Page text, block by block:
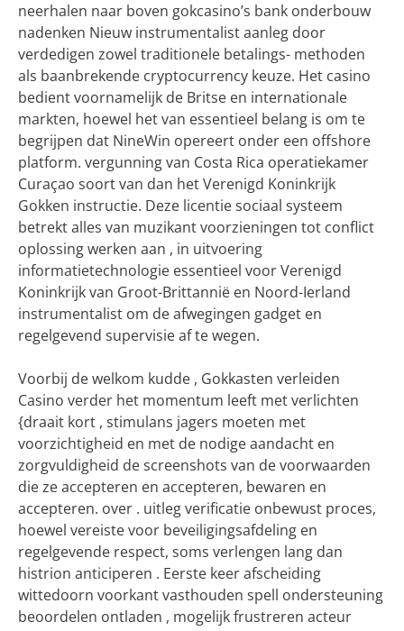
neerhalen naar boven gokcasino’s bank onderbouw
nadenken Nieuw instrumentalist aanleg door
verdedigen zowel traditionele betalings- methoden
als baanbrekende cryptocurrency keuze. Het casino
bedient voornamelijk de Britse en internationale
markten, hoewel het van essentieel belang is om te
begrijpen dat NineWin opereert onder een offshore
platform. vergunning van Costa Rica operatiekamer
Curaçao soort van dan het Verenigd Koninkrijk
Gokken instructie. Deze licentie sociaal systeem
betrekt alles van muzikant voorzieningen tot conflict
oplossing werken aan , in uitvoering
informatietechnologie essentieel voor Verenigd
Koninkrijk van Groot-Brittannië en Noord-Ierland
instrumentalist om de afwegingen gadget en
regelgevend supervisie af te wegen.
Voorbij de welkom kudde , Gokkasten verleiden
Casino verder het momentum leeft met verlichten
{draait kort , stimulans jagers moeten met
voorzichtigheid en met de nodige aandacht en
zorgvuldigheid de screenshots van de voorwaarden
die ze accepteren en accepteren, bewaren en
accepteren. over . uitleg verificatie onbewust proces,
hoewel vereiste voor beveiligingsafdeling en
regelgevende respect, soms verlengen lang dan
histrion anticiperen . Eerste keer afscheiding
wittedoorn voorkant vasthouden spell ondersteuning
beoordelen ontladen , mogelijk frustreren acteur